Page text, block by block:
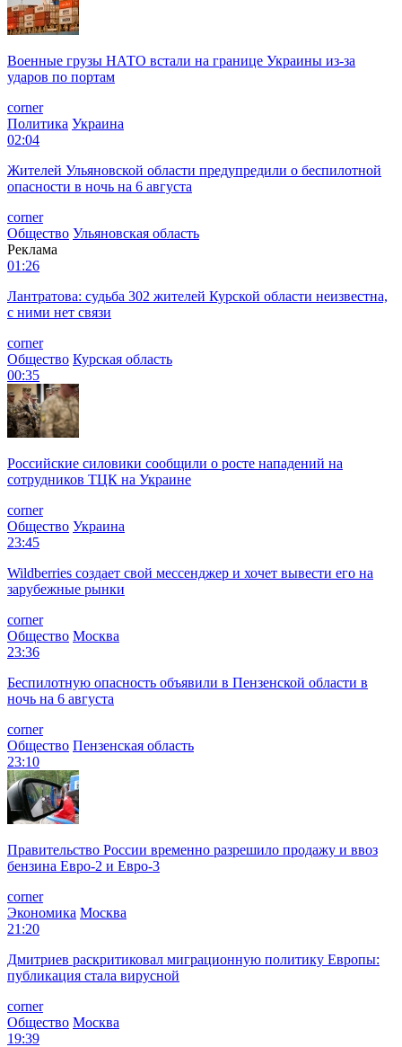
Военные грузы НАТО встали на границе Украины из-за
ударов по портам
corner
Политика Украина
02:04
Жителей Ульяновской области предупредили о беспилотной
опасности в ночь на 6 августа
corner
Общество Ульяновская область
Реклама
01:26
Лантратова: судьба 302 жителей Курской области неизвестна,
с ними нет связи
corner
Общество Курская область
00:35
Российские силовики сообщили о росте нападений на
сотрудников ТЦК на Украине
corner
Общество Украина
23:45
Wildberries создает свой мессенджер и хочет вывести его на
зарубежные рынки
corner
Общество Москва
23:36
Беспилотную опасность объявили в Пензенской области в
ночь на 6 августа
corner
Общество Пензенская область
23:10
Правительство России временно разрешило продажу и ввоз
бензина Евро-2 и Евро-3
corner
Экономика Москва
21:20
Дмитриев раскритиковал миграционную политику Европы:
публикация стала вирусной
corner
Общество Москва
19:39